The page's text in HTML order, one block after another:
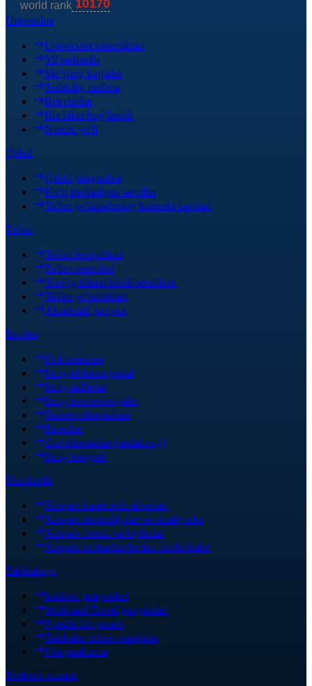
Universitet
Universitet ustunliklari
Yil sarhisobi
Me'yoriy hujjatlar
Tashkiliy tuzilma
Rekvizitlar
Biz bilan bog’lanish
Nordik yo'li
Qabul
Qabul jarayonlari
Ko’p beriladigan savollar
Ta'lim yo'nalishining kontrakt narxlari
Ta'lim
Ta'lim bosqichlari
Ta'lim resurslari
Xorijiy tillarni bilish sertifikati
Ta'lim yo'nalishlari
Akademik jarayon
Ilm-fan
Doktorantura
Ilmiy elektron jurnal
Ilmiy tadbirlar
Ilmiy konferensiyalar
Tasimo olimpiadasi
Patentlar
Guvohnomalar (malakaviy)
Ilmiy kengash
Hamkorlik
Xalqaro hamkorlik aloqalari
Xalqaro stipendiyalar va amaliyotlar
Xalqaro forum va loyihalar
Xalqaro uchrashuvlardan fotolavhalar
Talabalarga
Imtihon jarayonlari
Work and Travel jarayonlari
Nordik life jurnali
Talabalar uchun manbalar
Fotojamlanma
Matbuot xizmati